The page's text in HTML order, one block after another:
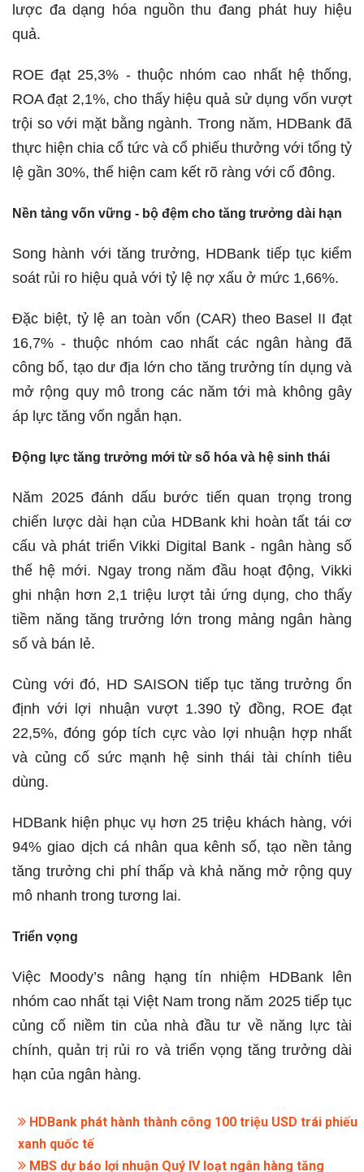
lược đa dạng hóa nguồn thu đang phát huy hiệu
quả.
ROE đạt 25,3% - thuộc nhóm cao nhất hệ thống,
ROA đạt 2,1%, cho thấy hiệu quả sử dụng vốn vượt
trội so với mặt bằng ngành. Trong năm, HDBank đã
thực hiện chia cổ tức và cổ phiếu thưởng với tổng tỷ
lệ gần 30%, thể hiện cam kết rõ ràng với cổ đông.
Nền tảng vốn vững - bộ đệm cho tăng trưởng dài hạn
Song hành với tăng trưởng, HDBank tiếp tục kiểm
soát rủi ro hiệu quả với tỷ lệ nợ xấu ở mức 1,66%.
Đặc biệt, tỷ lệ an toàn vốn (CAR) theo Basel II đạt
16,7% - thuộc nhóm cao nhất các ngân hàng đã
công bố, tạo dư địa lớn cho tăng trưởng tín dụng và
mở rộng quy mô trong các năm tới mà không gây
áp lực tăng vốn ngắn hạn.
Động lực tăng trưởng mới từ số hóa và hệ sinh thái
Năm 2025 đánh dấu bước tiến quan trọng trong
chiến lược dài hạn của HDBank khi hoàn tất tái cơ
cấu và phát triển Vikki Digital Bank - ngân hàng số
thế hệ mới. Ngay trong năm đầu hoạt động, Vikki
ghi nhận hơn 2,1 triệu lượt tải ứng dụng, cho thấy
tiềm năng tăng trưởng lớn trong mảng ngân hàng
số và bán lẻ.
Cùng với đó, HD SAISON tiếp tục tăng trưởng ổn
định với lợi nhuận vượt 1.390 tỷ đồng, ROE đạt
22,5%, đóng góp tích cực vào lợi nhuận hợp nhất
và củng cố sức mạnh hệ sinh thái tài chính tiêu
dùng.
HDBank hiện phục vụ hơn 25 triệu khách hàng, với
94% giao dịch cá nhân qua kênh số, tạo nền tảng
tăng trưởng chi phí thấp và khả năng mở rộng quy
mô nhanh trong tương lai.
Triển vọng
Việc Moody’s nâng hạng tín nhiệm HDBank lên
nhóm cao nhất tại Việt Nam trong năm 2025 tiếp tục
củng cố niềm tin của nhà đầu tư về năng lực tài
chính, quản trị rủi ro và triển vọng tăng trưởng dài
hạn của ngân hàng.
HDBank phát hành thành công 100 triệu USD trái phiếu
xanh quốc tế
MBS dự báo lợi nhuận Quý IV loạt ngân hàng tăng